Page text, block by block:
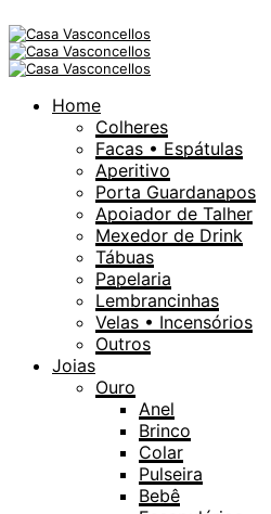
Home
Colheres
Facas • Espátulas
Aperitivo
Porta Guardanapos
Apoiador de Talher
Mexedor de Drink
Tábuas
Papelaria
Lembrancinhas
Velas • Incensórios
Outros
Joias
Ouro
Anel
Brinco
Colar
Pulseira
Bebê